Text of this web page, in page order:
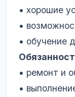
• хорошие
•
• обучение
• ремонт и
•